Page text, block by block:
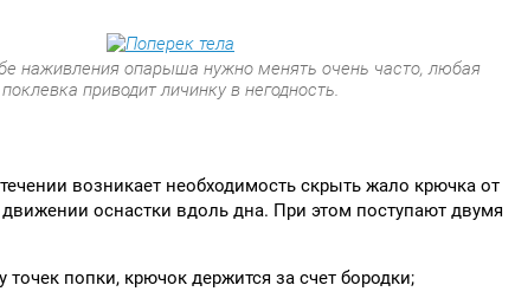
наживления опарыша нужно менять очень часто, любая
поклевка приводит личинку в негодность.
возникает необходимость скрыть жало крючка от
оснастки вдоль дна. При этом поступают двумя
попки, крючок держится за счет бородки;